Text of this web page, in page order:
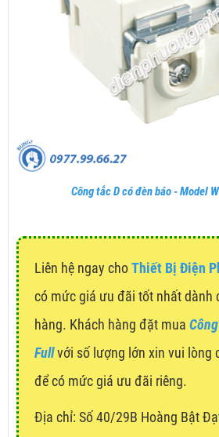
Công tắc D có đèn báo - Model
Liên hệ ngay choThiết Bị Điện
có mức giá ưu đãi tốt nhất dành
hàng. Khách hàng đặt mua
Fullvới số lượng lớn xin vui lòng
để có mức giá ưu đãi riêng.
Địa chỉ: Số 40/29B Hoàng Bật